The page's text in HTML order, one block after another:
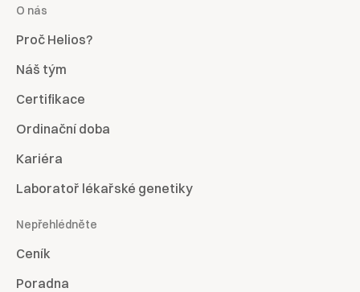
O nás
Proč Helios?
Náš tým
Certifikace
Ordinační doba
Kariéra
Laboratoř lékařské genetiky
Nepřehlédněte
Ceník
Poradna